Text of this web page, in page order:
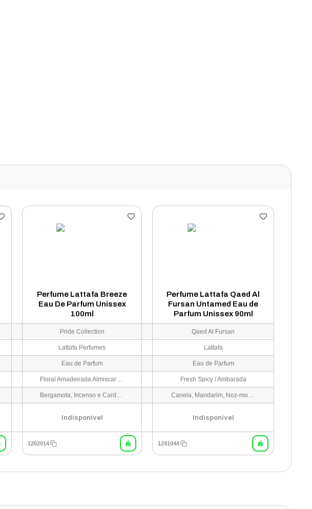
Perfume Lattafa Breeze
Eau De Parfum Unissex
100ml
Perfume Lattafa Qaed Al
Fursan Untamed Eau de
Parfum Unissex 90ml
Pride Collection Qaed Al Fursan
Lattafa Perfumes Lattafa
Eau de Parfum Eau de Parfum
Floral Amadeirada Almiscarada Fresh Spicy / Ambarada
Bergamota, Incenso e Cardamomo Canela, Mandarim, Noz-moscada e Cardamomo
Indisponível Indisponível
1202014 1241044